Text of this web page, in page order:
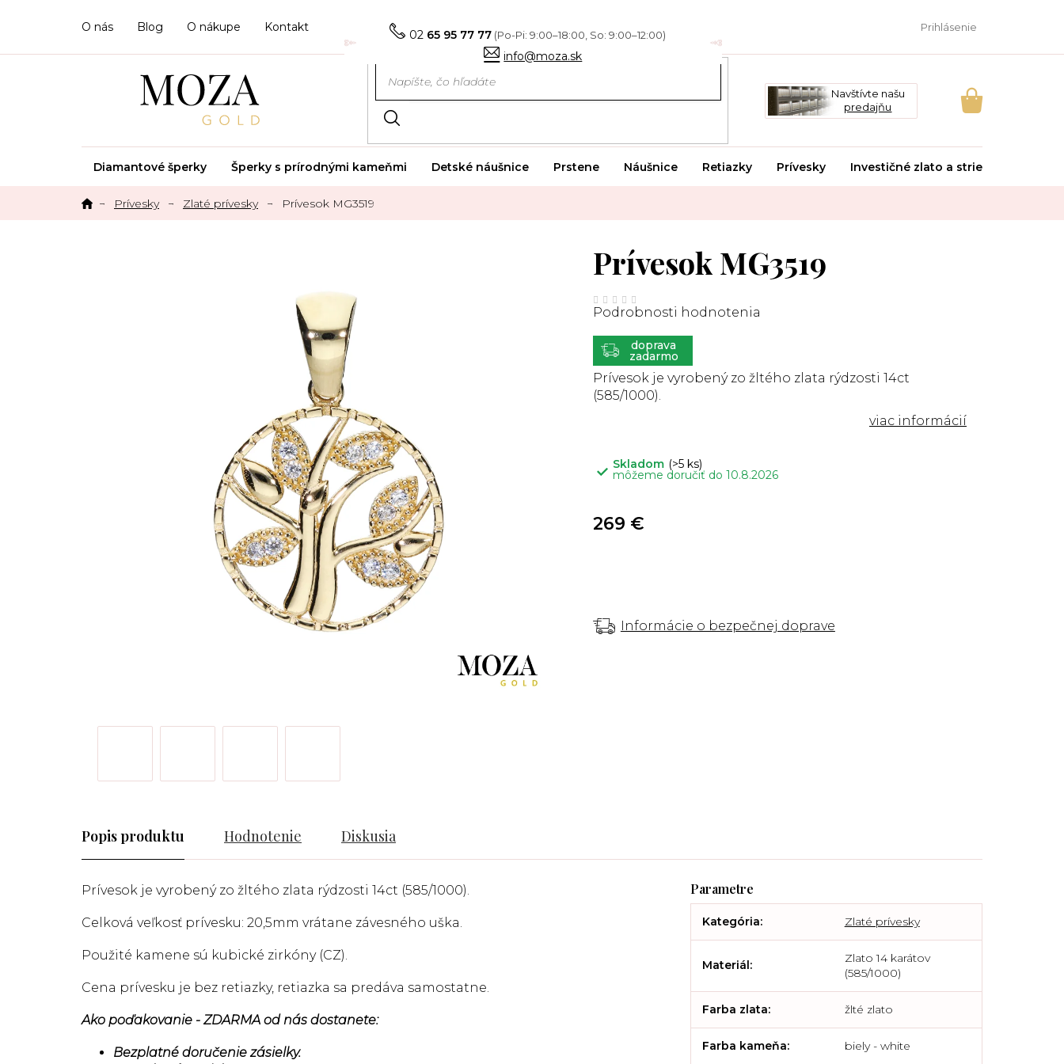
02 65 95 77 77
info@moza.sk
O nás Blog O nákupe Kontakt Prihlásenie
Navštívte našu
predajňu
NÁKUPNÝ
Diamantové šperky Šperky s prírodnými kameňmi Detské náušnice Prstene Náušnice Retiazky Prívesky Investičné zlato a striebro
Prívesky Zlaté prívesky Prívesok MG3519
Skladom (>5 ks)
môžeme doručiť do 10.8.2026
Prívesok je vyrobený zo žltého zlata rýdzosti 14ct
(585/1000).
Informácie o bezpečnej doprave
Prívesok MG3519
Priemerné
hodnotenie
produktu
0,0
hviezdičiek.
Podrobnosti hodnotenia
ZADARMO
269 €
Popis Hodnotenie Diskusia
Prívesok je vyrobený zo žltého zlata rýdzosti 14ct (585/1000).
Celková veľkosť prívesku: 20,5mm vrátane závesného uška.
Použité kamene sú kubické zirkóny (CZ).
Cena prívesku je bez retiazky, retiazka sa predáva samostatne.
Ako poďakovanie - ZDARMA od nás dostanete:
Bezplatné doručenie zásielky.
Kategória: Zlaté prívesky
Materiál:
Zlato 14 karátov
(585/1000)
Farba zlata: žlté zlato
Farba kameňa: biely - white